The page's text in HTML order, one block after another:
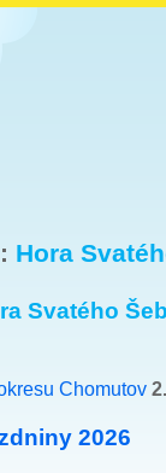
Hora
Svatého
Chomutov
2026